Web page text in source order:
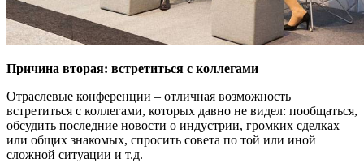
Причина вторая: встретиться с коллегами
Отраслевые конференции – отличная возможность
встретиться с коллегами, которых давно не видел: пообщаться,
обсудить последние новости о индустрии, громких сделках
или общих знакомых, спросить совета по той или иной
сложной ситуации и т.д.